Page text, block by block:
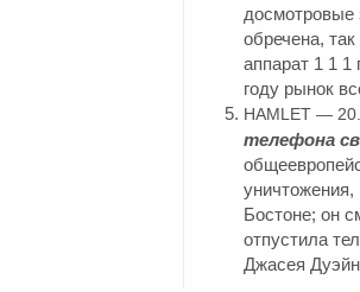
досмотровые
обречена,
аппарат 1 1
году рынок
HAMLET —
телефона
Бостоне; он
отпустила
Джасея